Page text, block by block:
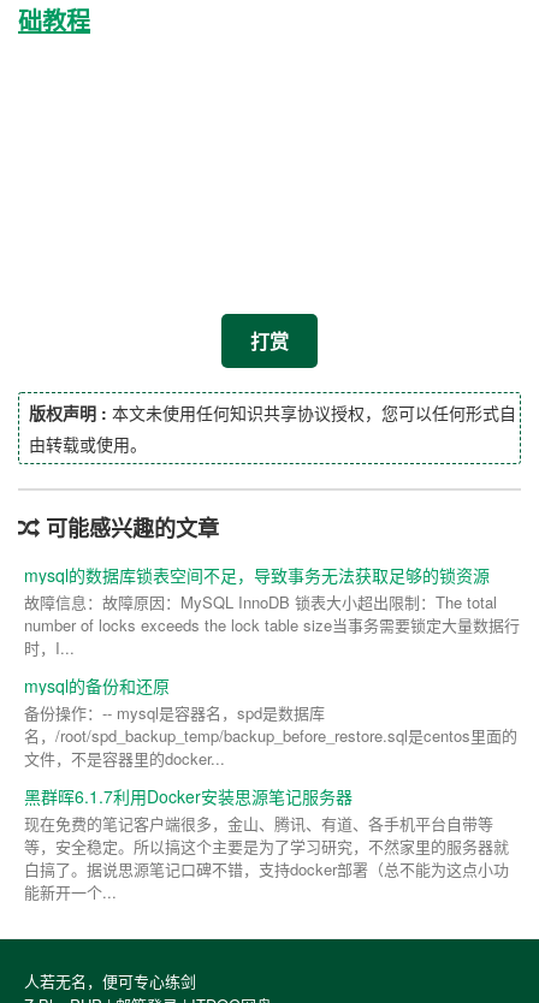
础教程
打赏
版权声明 : 本文未使用任何知识共享协议授权，您可以任何形式自
由转载或使用。
可能感兴趣的文章
mysql的数据库锁表空间不足，导致事务无法获取足够的锁资源
故障信息：故障原因：MySQL InnoDB 锁表大小超出限制：The total
number of locks exceeds the lock table size当事务需要锁定大量数据行
时，I...
mysql的备份和还原
备份操作：-- mysql是容器名，spd是数据库
名，/root/spd_backup_temp/backup_before_restore.sql是centos里面的
文件，不是容器里的docker...
黑群晖6.1.7利用Docker安装思源笔记服务器
现在免费的笔记客户端很多，金山、腾讯、有道、各手机平台自带等
等，安全稳定。所以搞这个主要是为了学习研究，不然家里的服务器就
白搞了。据说思源笔记口碑不错，支持docker部署（总不能为这点小功
能新开一个...
人若无名，便可专心练剑